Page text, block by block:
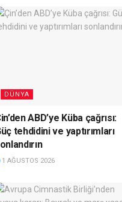
DÜNYA
ABD’ye Küba çağrısı:
tehdidini ve yaptırımları
1 AĞUSTOS 2026